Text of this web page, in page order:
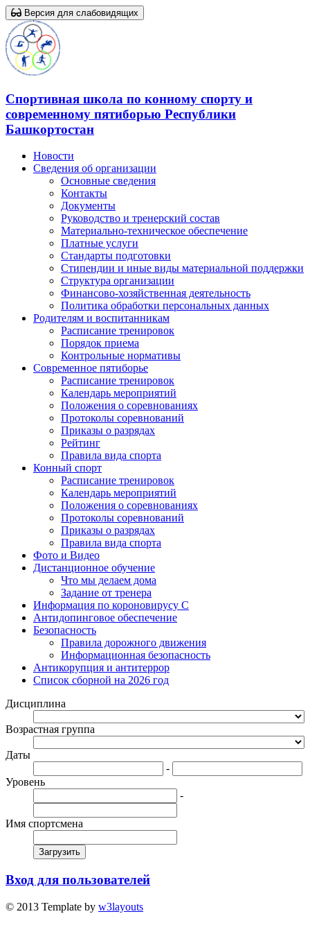
Версия для слабовидящих
Спортивная школа по конному спорту и
современному пятиборью Республики
Башкортостан
Новости
Сведения об организации
Основные сведения
Контакты
Документы
Руководство и тренерский состав
Материально-техническое обеспечение
Платные услуги
Стандарты подготовки
Стипендии и иные виды материальной поддержки
Структура организации
Финансово-хозяйственная деятельность
Политика обработки персональных данных
Родителям и воспитанникам
Расписание тренировок
Порядок приема
Контрольные нормативы
Современное пятиборье
Расписание тренировок
Календарь мероприятий
Положения о соревнованиях
Протоколы соревнований
Приказы о разрядах
Рейтинг
Правила вида спорта
Конный спорт
Расписание тренировок
Календарь мероприятий
Положения о соревнованиях
Протоколы соревнований
Приказы о разрядах
Правила вида спорта
Фото и Видео
Дистанционное обучение
Что мы делаем дома
Задание от тренера
Информация по короновирусу C
Антидопинговое обеспечение
Безопасность
Правила дорожного движения
Информационная безопасность
Антикорупция и антитеррор
Список сборной на 2026 год
Дисциплина
Возрастная группа
Даты
-
Уровень
-
Имя спортсмена
Загрузить
Вход для пользователей
© 2013 Template by w3layouts